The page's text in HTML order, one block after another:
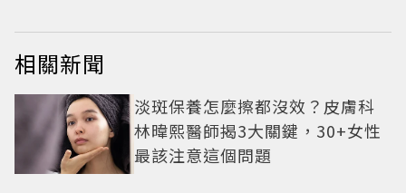
相關新聞
淡斑保養怎麼擦都沒效？皮膚科
林暐熙醫師揭3大關鍵，30+女性
最該注意這個問題